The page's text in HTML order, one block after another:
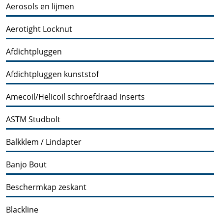
Aerosols en lijmen
Aerotight Locknut
Afdichtpluggen
Afdichtpluggen kunststof
Amecoil/Helicoil schroefdraad inserts
ASTM Studbolt
Balkklem / Lindapter
Banjo Bout
Beschermkap zeskant
Blackline